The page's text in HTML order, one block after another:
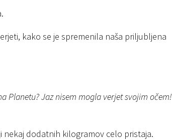
kako se je spremenila naša priljubljena
Planetu? Jaz nisem mogla verjet svojim očem!
nekaj dodatnih kilogramov celo pristaja.